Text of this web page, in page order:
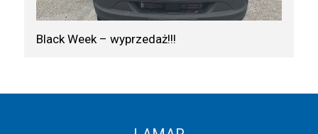
Black Week – wyprzedaż!!!